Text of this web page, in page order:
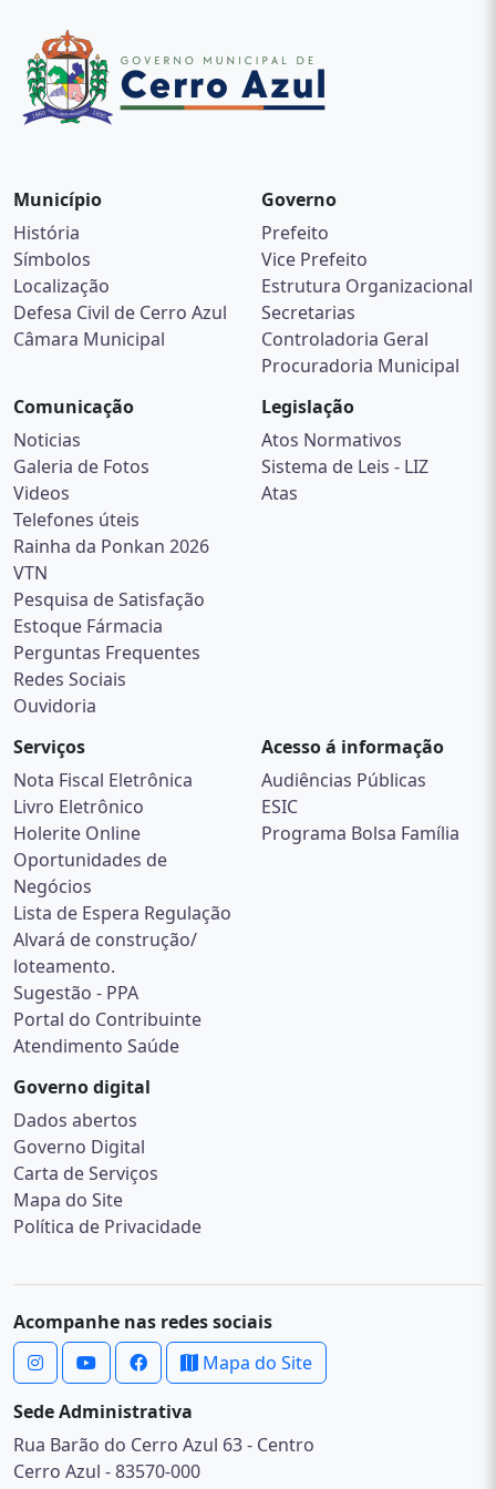
possui um caráter preventivo, pautado na defesa e na
afirmação de direitos, e no desenvolvimento de
capacidades dos usuários.
Formas de Acesso
Centro de Referência da Assistência Social (CRAS).
Fonte:
https://www.gov.br/mds/pt-br/acoes-e-
programas/suas/servicos-e-programas/convivencia-e-
fortalecimento-de-vinculos
Município
História
Símbolos
Localização
Defesa Civil de Cerro Azul
Câmara Municipal
Governo
Prefeito
Vice Prefeito
Estrutura Organizacional
Secretarias
Controladoria Geral
Procuradoria Municipal
Comunicação
Noticias
Galeria de Fotos
Videos
Telefones úteis
Rainha da Ponkan 2026
VTN
Pesquisa de Satisfação
Estoque Fármacia
Perguntas Frequentes
Redes Sociais
Ouvidoria
Legislação
Atos Normativos
Sistema de Leis - LIZ
Atas
Serviços
Nota Fiscal Eletrônica
Livro Eletrônico
Holerite Online
Oportunidades de
Negócios
Lista de Espera Regulação
Alvará de construção/
loteamento.
Sugestão - PPA
Portal do Contribuinte
Atendimento Saúde
Acesso á informação
Audiências Públicas
ESIC
Programa Bolsa Família
Governo digital
Dados abertos
Governo Digital
Carta de Serviços
Mapa do Site
Política de Privacidade
Acompanhe nas redes sociais
Mapa do Site
Sede Administrativa
Rua Barão do Cerro Azul 63 - Centro
Cerro Azul - 83570-000